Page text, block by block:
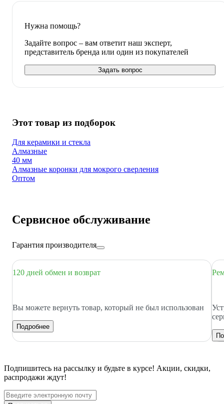
Нужна помощь?
Задайте вопрос – вам ответит наш эксперт,
представитель бренда или один из покупателей
Задать вопрос
Этот товар из подборок
Для керамики и стекла
Алмазные
40 мм
Алмазные коронки для мокрого сверления
Оптом
Сервисное обслуживание
Гарантия производителя
120 дней обмен и возврат
Вы можете вернуть товар, который не был использован
Подробнее
Подпишитесь на рассылку и будьте в курсе! Акции, скидки,
распродажи ждут!